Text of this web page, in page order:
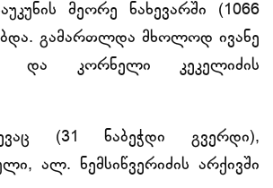
მეორე ნახევარში (1066
გამართლდა მხოლოდ ივანე
და კორნელი კეკელიძის
(31 ნაბეჭდი გვერდი),
ალ. ნემსიწვერიძის არქივში